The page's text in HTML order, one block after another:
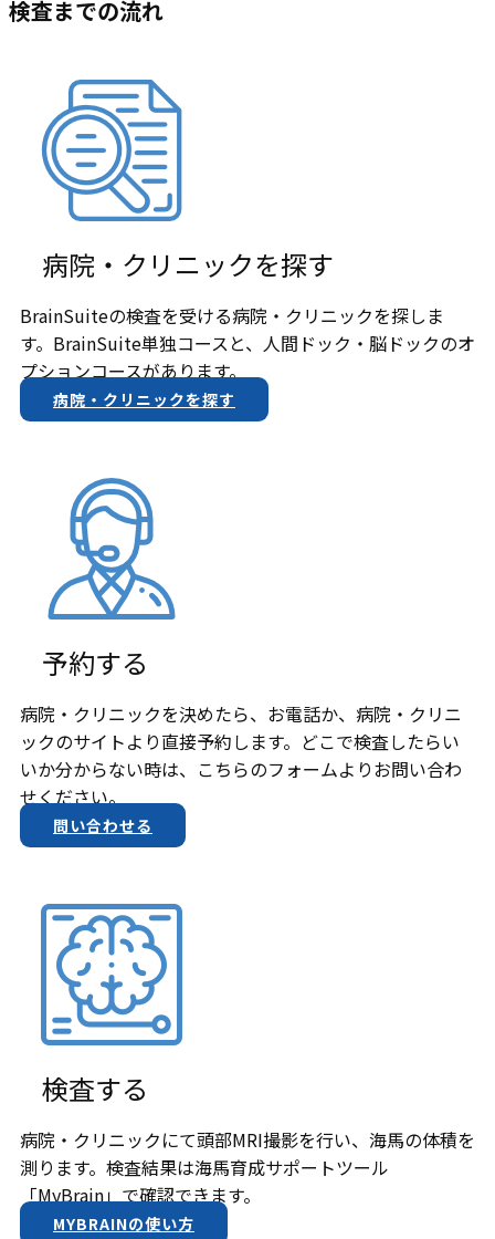
検査までの流れ
病院・クリニックを探す
BrainSuiteの検査を受ける病院・クリニックを探しま
す。BrainSuite単独コースと、人間ドック・脳ドックのオ
プションコースがあります。
病院・クリニックを探す
予約する
病院・クリニックを決めたら、お電話か、​病院・クリニ
ックのサイトより直接予約します。どこで検査したらい
いか分からない時は、こちらのフォームよりお問い合わ
せください。
問い合わせる
検査する
病院・クリニックにて頭部MRI撮影を行い、海馬の体積を
測ります。検査結果は​海馬育成サポートツール
「MyBrain」で確認できます。
MYBRAINの使い方